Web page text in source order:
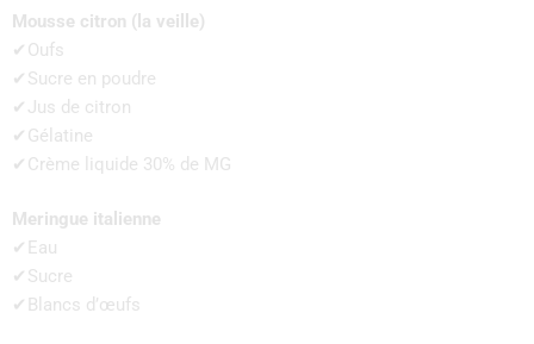
Mousse citron (la veille)
✔Oufs
✔Sucre en poudre
✔Jus de citron
✔Gélatine
✔Crème liquide 30% de MG
Meringue italienne
✔Eau
✔Sucre
✔Blancs d’œufs